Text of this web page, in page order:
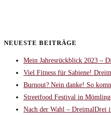
NEUESTE BEITRÄGE
Mein Jahresrückblick 2023 –
Viel Fitness für Sabiene!
Burnout? Nein danke! So
Streetfood Festival in
Nach der Wahl – DreimalDrei